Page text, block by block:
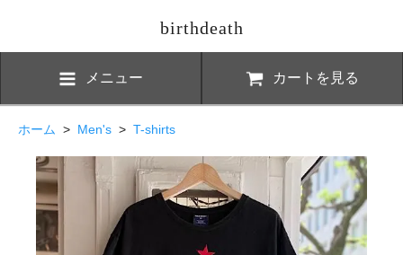
birthdeath
メニュー カートを見る
ホーム > Men's > T-shirts